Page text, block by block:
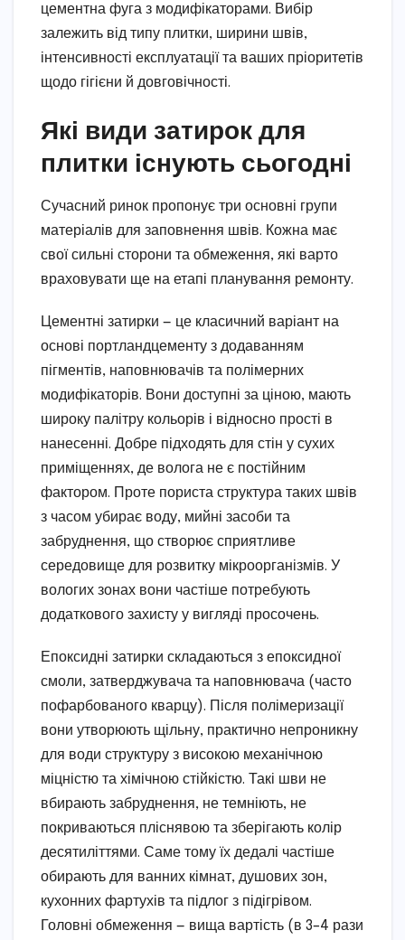
цементна фуга з модифікаторами. Вибір
залежить від типу плитки, ширини швів,
інтенсивності експлуатації та ваших пріоритетів
щодо гігієни й довговічності.
Які види затирок для
плитки існують сьогодні
Сучасний ринок пропонує три основні групи
матеріалів для заповнення швів. Кожна має
свої сильні сторони та обмеження, які варто
враховувати ще на етапі планування ремонту.
Цементні затирки — це класичний варіант на
основі портландцементу з додаванням
пігментів, наповнювачів та полімерних
модифікаторів. Вони доступні за ціною, мають
широку палітру кольорів і відносно прості в
нанесенні. Добре підходять для стін у сухих
приміщеннях, де волога не є постійним
фактором. Проте пориста структура таких швів
з часом убирає воду, мийні засоби та
забруднення, що створює сприятливе
середовище для розвитку мікроорганізмів. У
вологих зонах вони частіше потребують
додаткового захисту у вигляді просочень.
Епоксидні затирки складаються з епоксидної
смоли, затверджувача та наповнювача (часто
пофарбованого кварцу). Після полімеризації
вони утворюють щільну, практично непроникну
для води структуру з високою механічною
міцністю та хімічною стійкістю. Такі шви не
вбирають забруднення, не темніють, не
покриваються пліснявою та зберігають колір
десятиліттями. Саме тому їх дедалі частіше
обирають для ванних кімнат, душових зон,
кухонних фартухів та підлог з підігрівом.
Головні обмеження — вища вартість (в 3–4 рази